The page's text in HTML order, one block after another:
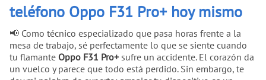
teléfono Oppo F31 Pro+ hoy mismo
📢 Como técnico especializado que pasa horas frente a la
mesa de trabajo, sé perfectamente lo que se siente cuando
tu flamante Oppo F31 Pro+ sufre un accidente. El corazón da
un vuelco y parece que todo está perdido. Sin embargo, te